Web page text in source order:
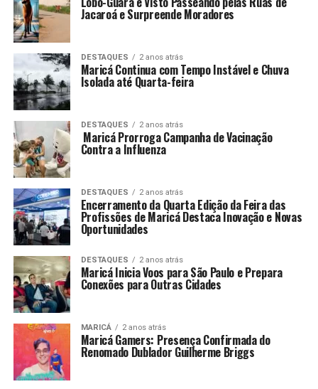
Jacaroá e Surpreende Moradores
DESTAQUES 2 anos atrás
Maricá Continua com Tempo Instável e Chuva
Isolada até Quarta-feira
DESTAQUES 2 anos atrás
Maricá Prorroga Campanha de Vacinação
Contra a Influenza
DESTAQUES 2 anos atrás
Encerramento da Quarta Edição da Feira das
Profissões de Maricá Destaca Inovação e Novas
Oportunidades
DESTAQUES 2 anos atrás
Maricá Inicia Voos para São Paulo e Prepara
Conexões para Outras Cidades
MARICÁ 2 anos atrás
Maricá Gamers: Presença Confirmada do
Renomado Dublador Guilherme Briggs